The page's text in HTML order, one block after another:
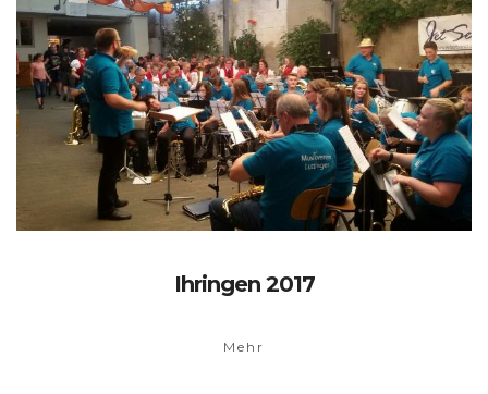
Ihringen 2017
Mehr